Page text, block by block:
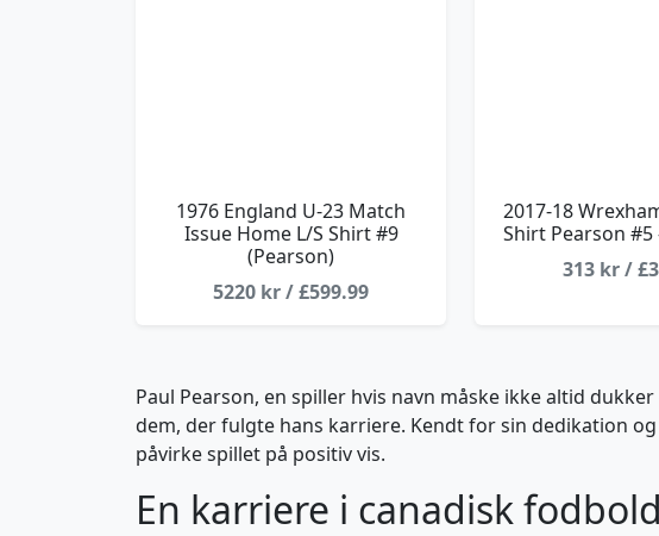
1976 England U-23 Match
Issue Home L/S Shirt #9
(Pearson)
5220 kr / £599.99
2017-18
Shirt Pearson #5
313 kr /
Paul Pearson, en spiller hvis navn måske ikke altid
dem, der fulgte hans karriere. Kendt for sin dedikation
påvirke spillet på positiv vis.
En karriere i canadisk fodbold